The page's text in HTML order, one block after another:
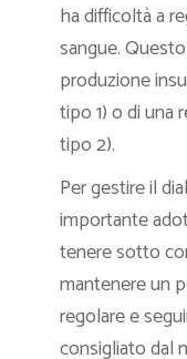
ha difficoltà a
sangue.
produzione
tipo 1) o di una
tipo 2).
Per gestire il
importante
tenere sotto
mantenere un
regolare e
consigliato dal